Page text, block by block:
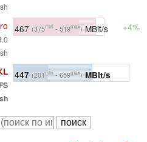
467 (375min - 519max) MBit/s +4%
447 (201min- 659max)MBit/s